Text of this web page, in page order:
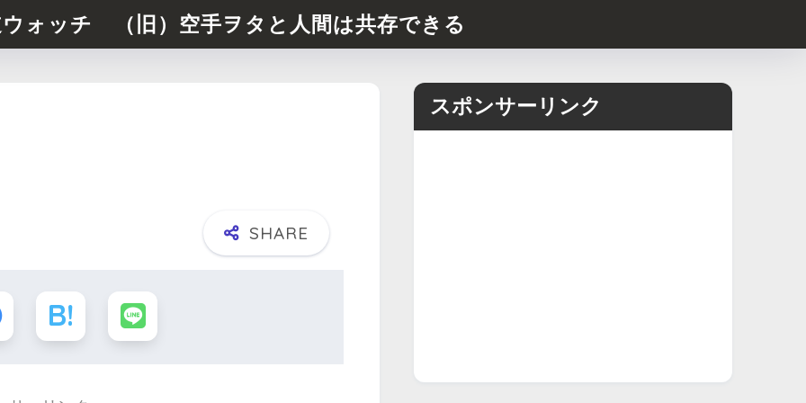
ォッチ （旧）空手ヲタと人間は共存できる
スポンサーリンク